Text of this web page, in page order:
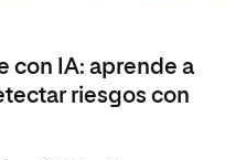
con IA: aprende a
riesgos con